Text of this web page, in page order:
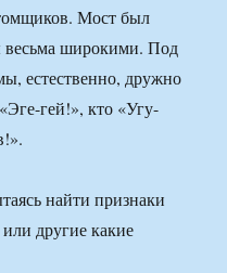
Мост был
весьма широкими. Под
естественно, дружно
гей!», кто «Угу-
найти признаки
другие какие